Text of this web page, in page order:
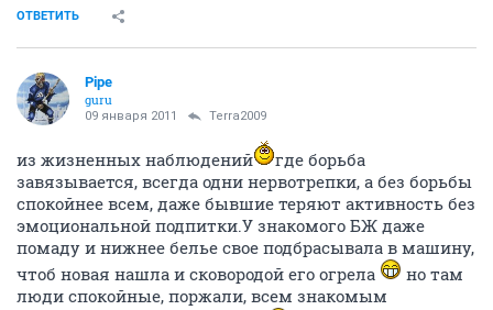
ОТВЕТИТЬ
Pipe
guru
09 января 2011 Terra2009
из жизненных наблюдений
где борьба
завязывается, всегда одни нервотрепки, а без борьбы
спокойнее всем, даже бывшие теряют активность без
эмоциональной подпитки.У знакомого БЖ даже
помаду и нижнее белье свое подбрасывала в машину,
чтоб новая нашла и сковородой его огрела
но там
люди спокойные, поржали, всем знакомым